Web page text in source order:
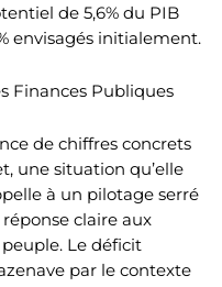
de 5,6% du PIB
envisagés initialement.
Finances Publiques
de chiffres concrets
une situation qu’elle
à un pilotage serré
claire aux
Le déficit
par le contexte